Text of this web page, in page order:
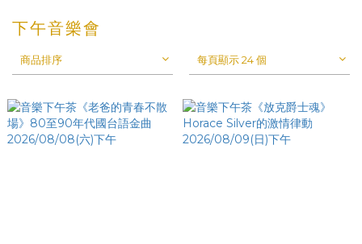
下午音樂會
商品排序 每頁顯示 24 個